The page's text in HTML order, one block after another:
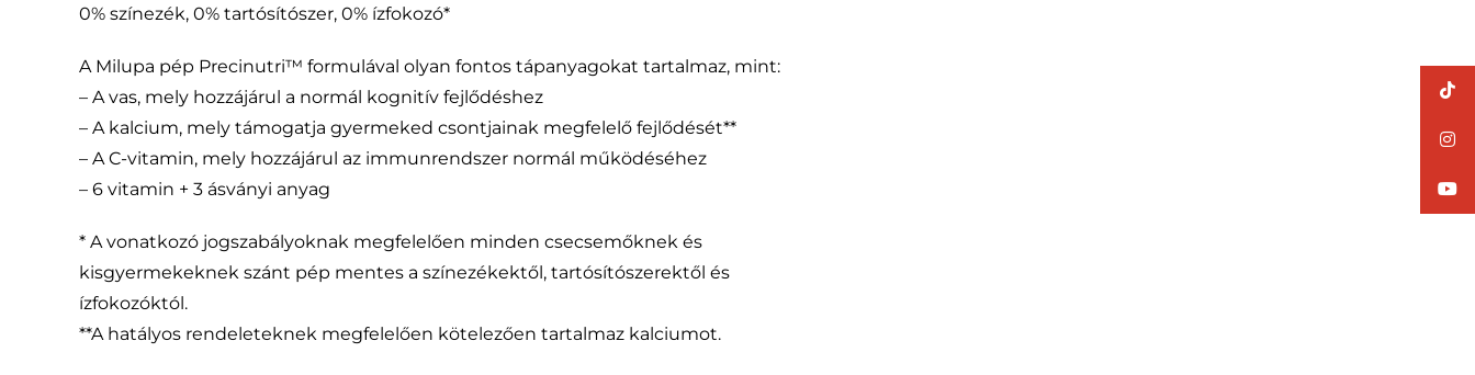
0% színezék, 0% tartósítószer, 0% ízfokozó*
A Milupa pép Precinutri™ formulával olyan fontos tápanyagokat tartalmaz, mint:
– A vas, mely hozzájárul a normál kognitív fejlődéshez
– A kalcium, mely támogatja gyermeked csontjainak megfelelő fejlődését**
– A C-vitamin, mely hozzájárul az immunrendszer normál működéséhez
– 6 vitamin + 3 ásványi anyag
* A vonatkozó jogszabályoknak megfelelően minden csecsemőknek és
kisgyermekeknek szánt pép mentes a színezékektől, tartósítószerektől és
ízfokozóktól.
**A hatályos rendeleteknek megfelelően kötelezően tartalmaz kalciumot.